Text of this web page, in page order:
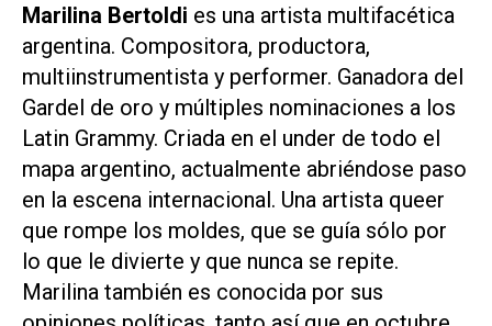
Marilina Bertoldi es una artista multifacética
argentina. Compositora, productora,
multiinstrumentista y performer. Ganadora del
Gardel de oro y múltiples nominaciones a los
Latin Grammy. Criada en el under de todo el
mapa argentino, actualmente abriéndose paso
en la escena internacional. Una artista queer
que rompe los moldes, que se guía sólo por
lo que le divierte y que nunca se repite.
Marilina también es conocida por sus